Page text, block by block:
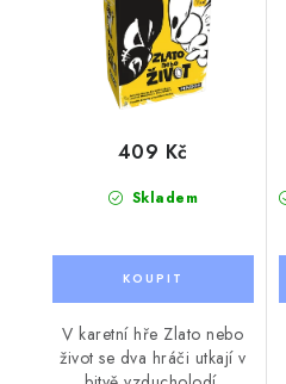
Skladem
409 Kč
V karetní hře Zlato nebo
život se dva hráči utkají v